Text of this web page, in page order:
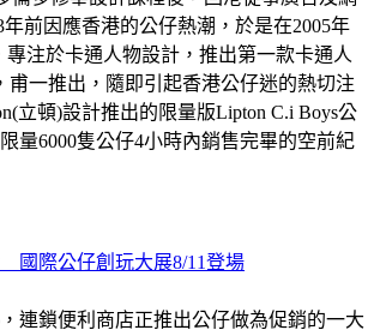
年前因應香港的公仔熱潮，於是在2005年
專注於卡通人物設計，推出第一款卡通人
一推出，隨即引起香港公仔迷的熱切注
立頓)設計推出的限量版Lipton C.i Boys公
量6000隻公仔4小時內銷售完畢的空前紀
國際公仔創玩大展8/11登場
連鎖便利商店正推出公仔做為促銷的一大